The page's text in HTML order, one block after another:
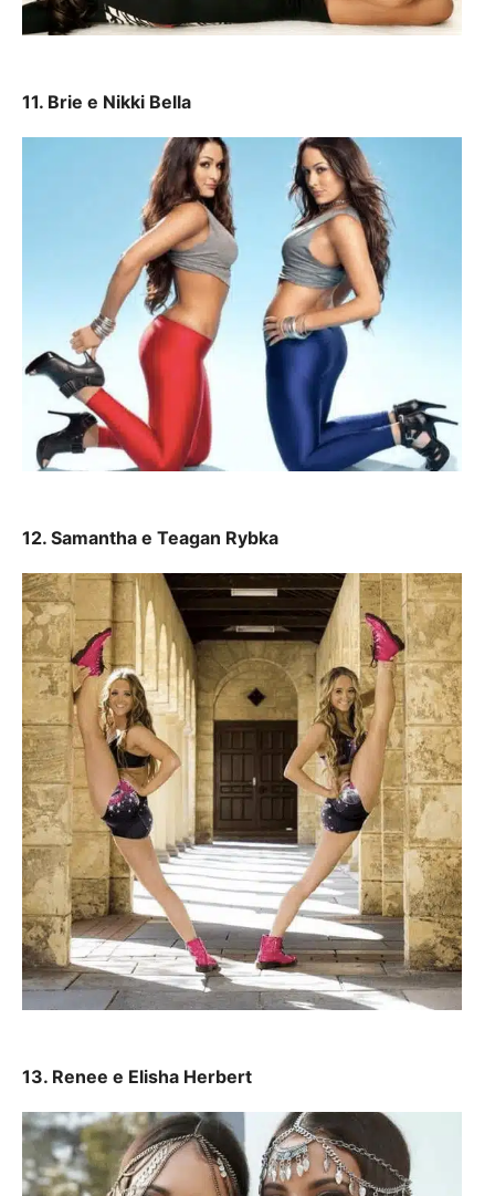
11. Brie e Nikki Bella
12. Samantha e Teagan Rybka
13. Renee e Elisha Herbert